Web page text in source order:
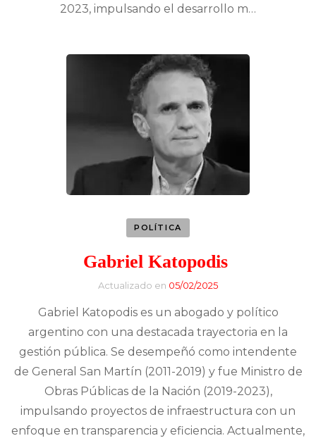
2023, impulsando el desarrollo m…
POLÍTICA
Gabriel Katopodis
Actualizado en 05/02/2025
Gabriel Katopodis es un abogado y político
argentino con una destacada trayectoria en la
gestión pública. Se desempeñó como intendente
de General San Martín (2011-2019) y fue Ministro de
Obras Públicas de la Nación (2019-2023),
impulsando proyectos de infraestructura con un
enfoque en transparencia y eficiencia. Actualmente,